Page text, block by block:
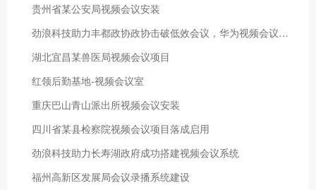
贵州省某公安局视频会议安装
劲浪科技助力丰都政协政协击破低效会议，华为视频会议铸就完美
湖北宜昌某兽医局视频会议项目
红领后勤基地-视频会议室
重庆巴山青山派出所视频会议安装
四川省某县检察院视频会议项目落成启用
劲浪科技助力长寿湖政府成功搭建视频会议系统
福州高新区发展局会议录播系统建设